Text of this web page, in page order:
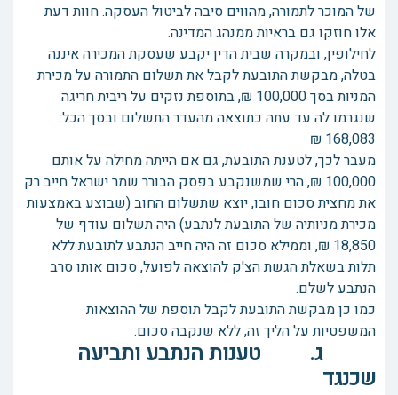
של המוכר לתמורה, מהווים סיבה לביטול העסקה. חוות דעת
אלו חוזקו גם בראיות ממנהג המדינה.
לחילופין, ובמקרה שבית הדין יקבע שעסקת המכירה איננה
בטלה, מבקשת התובעת לקבל את תשלום התמורה על מכירת
המניות בסך 100,000 ₪, בתוספת נזקים על ריבית חריגה
שנגרמו לה עד עתה כתוצאה מהעדר התשלום ובסך הכל:
168,083 ₪
מעבר לכך, לטענת התובעת, גם אם הייתה מחילה על אותם
100,000 ₪, הרי שמשנקבע בפסק הבורר שמר ישראל חייב רק
את מחצית סכום חובו, יוצא שתשלום החוב (שבוצע באמצעות
מכירת מניותיה של התובעת לנתבע) היה תשלום עודף של
18,850 ₪, וממילא סכום זה היה חייב הנתבע לתובעת ללא
תלות בשאלת הגשת הצ'ק להוצאה לפועל, סכום אותו סרב
הנתבע לשלם.
כמו כן מבקשת התובעת לקבל תוספת של ההוצאות
המשפטיות על הליך זה, ללא שנקבה סכום.
ג. טענות הנתבע ותביעה
שכנגד